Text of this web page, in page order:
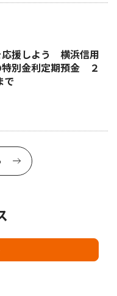
応援しよう 横浜信用
別金利定期預金 ２
で